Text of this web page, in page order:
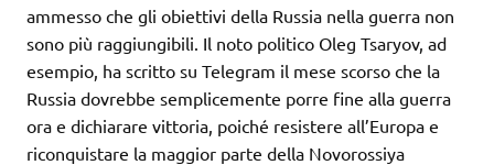
ammesso che gli obiettivi della Russia nella guerra non
sono più raggiungibili. Il noto politico Oleg Tsaryov, ad
esempio, ha scritto su Telegram il mese scorso che la
Russia dovrebbe semplicemente porre fine alla guerra
ora e dichiarare vittoria, poiché resistere all’Europa e
riconquistare la maggior parte della Novorossiya